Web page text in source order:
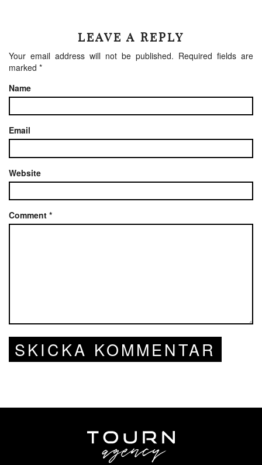
LEAVE A REPLY
Your email address will not be published. Required fields are
marked *
Name
Email
Website
Comment *
SKICKA KOMMENTAR